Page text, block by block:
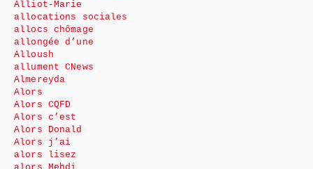
Alliot-Marie
allocations sociales
allocs chômage
allongée d’une
Alloush
allument CNews
Almereyda
Alors
Alors CQFD
Alors c’est
Alors Donald
Alors j’ai
alors lisez